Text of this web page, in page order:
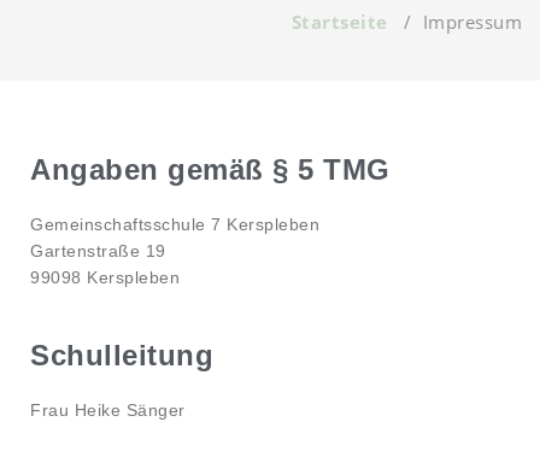
Startseite / Impressum
Angaben gemäß § 5 TMG
Gemeinschaftsschule 7 Kerspleben
Gartenstraße 19
99098 Kerspleben
Schulleitung
Frau Heike Sänger